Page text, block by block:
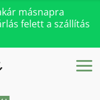
másnapra
felett a szállítás